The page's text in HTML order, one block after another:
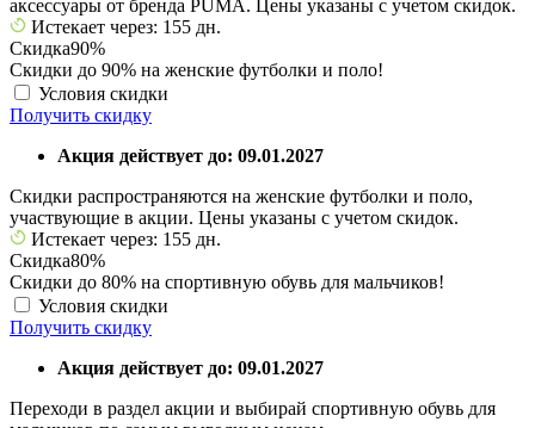
аксессуары от бренда PUMA. Цены указаны с учетом скидок.
Истекает через: 155 дн.
Скидка90%
Скидки до 90% на женские футболки и поло!
Условия скидки
Получить скидку
Акция действует до: 09.01.2027
Скидки распространяются на женские футболки и поло,
участвующие в акции. Цены указаны с учетом скидок.
Истекает через: 155 дн.
Скидка80%
Скидки до 80% на спортивную обувь для мальчиков!
Условия скидки
Получить скидку
Акция действует до: 09.01.2027
Переходи в раздел акции и выбирай спортивную обувь для